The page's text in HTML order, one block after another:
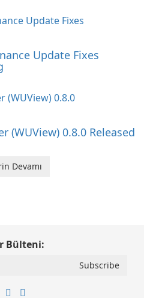
Update Fixes
(WUView) 0.8.0 Released
Devamı
Bülteni: